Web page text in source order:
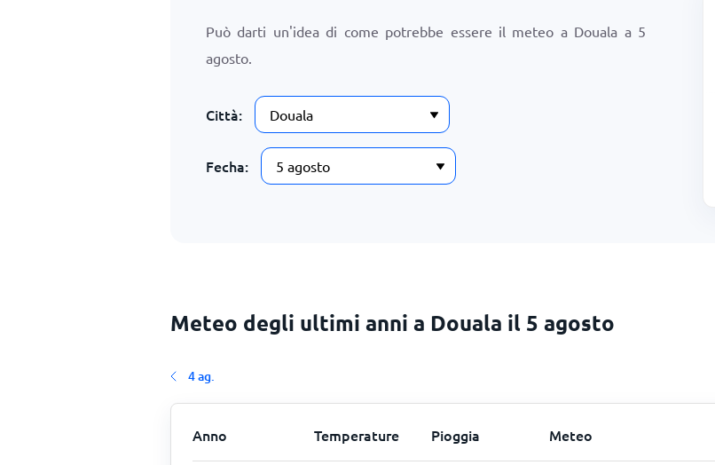
Può darti un'idea di come potrebbe essere il meteo a Douala a 5
agosto.
Città:
Fecha:
Meteo degli ultimi anni a Douala il 5 agosto
4 ag.
Anno Temperature Pioggia Meteo